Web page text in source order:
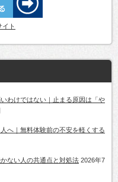
イト
わけではない｜止まる原因は「や
へ｜無料体験前の不安を軽くする
ない人の共通点と対処法 2026年7